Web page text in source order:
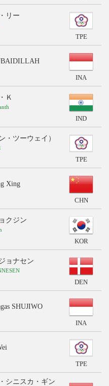
リー
TPE
INA
Ｋ
IND
・ツーウェイ）
TPE
Xing
CHN
クジン
KOR
ョナセン
DEN
SHUJIWO
INA
TPE
シニスカ・ギン